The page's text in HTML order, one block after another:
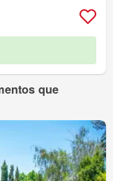
que